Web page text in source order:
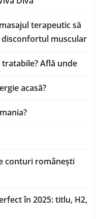
terapeutic să
muscular
Află unde
acasă?
conturi românești
în 2025: titlu, H2,